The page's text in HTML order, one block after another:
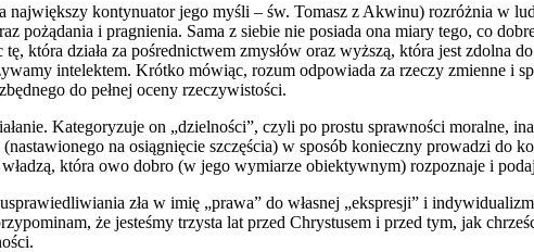
kontynuator jego myśli – św. Tomasz z Akwinu) rozróżnia w
pożądania i pragnienia. Sama z siebie nie posiada ona miary tego, co
która działa za pośrednictwem zmysłów oraz wyższą, która jest zdolna
intelektem. Krótko mówiąc, rozum odpowiada za rzeczy zmienne i
do pełnej oceny rzeczywistości.
Kategoryzuje on „dzielności”, czyli po prostu sprawności moralne,
na osiągnięcie szczęścia) w sposób konieczny prowadzi do
która owo dobro (w jego wymiarze obiektywnym) rozpoznaje i
zła w imię „prawa” do własnej „ekspresji” i
że jesteśmy trzysta lat przed Chrystusem i przed tym, jak